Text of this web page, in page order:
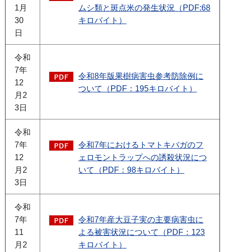
1月
30
日
ムシ類と斑点米の発生状況（PDF:68
キロバイト）
令和
7年
12
月2
3日
令和8年版果樹病害虫参考防除例に
ついて（PDF：195キロバイト）
令和
7年
12
月2
3日
令和7年におけるトマトキバガのフ
ェロモントラップへの誘殺状況につ
いて（PDF：98キロバイト）
令和
7年
11
月2
令和7年産大豆子実の主要病害虫に
よる被害状況について（PDF：123
キロバイト）